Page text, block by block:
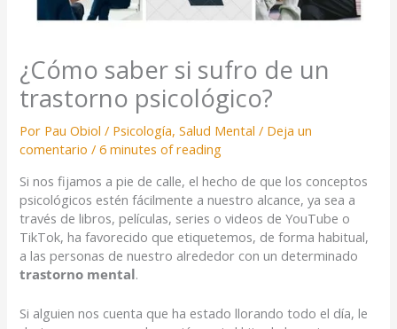
¿Cómo saber si sufro de un
trastorno psicológico?
Por Pau Obiol/ Psicología,Salud Mental / Deja un
comentario /6 minutes of reading
Si nos fijamos a pie de calle, el hecho de que los conceptos
psicológicos estén fácilmente a nuestro alcance, ya sea a
través de libros, películas, series o videos de YouTube o
TikTok, ha favorecido que etiquetemos, de forma habitual,
a las personas de nuestro alrededor con un determinado
trastorno mental.
Si alguien nos cuenta que ha estado llorando todo el día, le